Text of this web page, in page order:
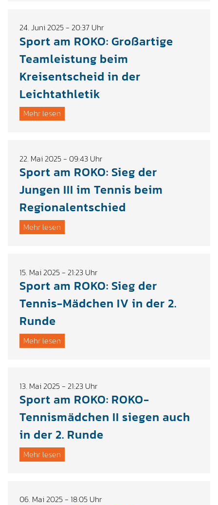
24. Juni 2025 - 20:37 Uhr
Sport am ROKO: Großartige
Teamleistung beim
Kreisentscheid in der
Leichtathletik
Mehr lesen
22. Mai 2025 - 09:43 Uhr
Sport am ROKO: Sieg der
Jungen III im Tennis beim
Regionalentschied
Mehr lesen
15. Mai 2025 - 21:23 Uhr
Sport am ROKO: Sieg der
Tennis-Mädchen IV in der 2.
Runde
Mehr lesen
13. Mai 2025 - 21:23 Uhr
Sport am ROKO: ROKO-
Tennismädchen II siegen auch
in der 2. Runde
Mehr lesen
06. Mai 2025 - 18:05 Uhr